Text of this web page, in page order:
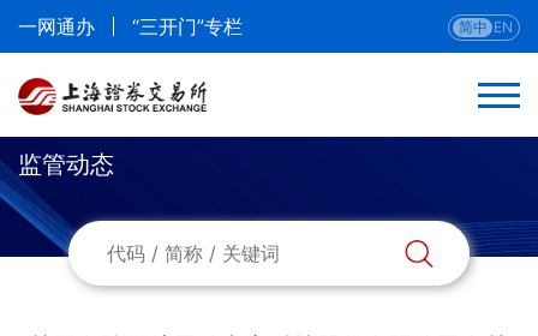
一网通办 “三开门”专栏 简中 EN
监管动态